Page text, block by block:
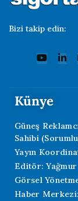
Bizi takip edin:
Künye
Güneş
Sahibi
Yayın
Editör:
Görsel
Haber